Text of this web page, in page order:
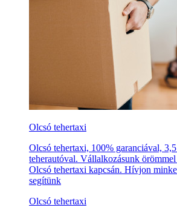
Olcsó tehertaxi
Olcsó tehertaxi, 100% garanciával,
teherautóval. Vállalkozásunk
Olcsó tehertaxi kapcsán. Hívjon
segítünk
Olcsó tehertaxi